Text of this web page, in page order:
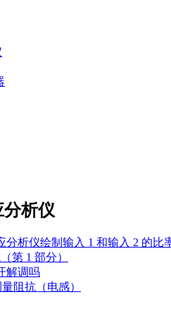
析仪
分析仪绘制输入 1 和输入 2 的比
第 1 部分）
解调吗
阻抗（电感）